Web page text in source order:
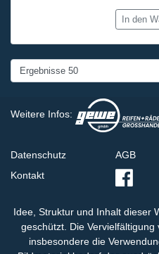
In den
Weitere Infos:
Datenschutz
Kontakt
AGB
Idee, Struktur und Inhalt dieser
geschützt. Die
insbesondere die